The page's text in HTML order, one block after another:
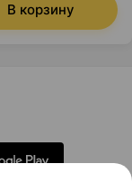
В корзину